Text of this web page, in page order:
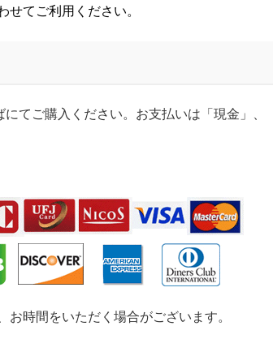
てご利用ください。
てご購入ください。お支払いは「現金」、
時間をいただく場合がございます。